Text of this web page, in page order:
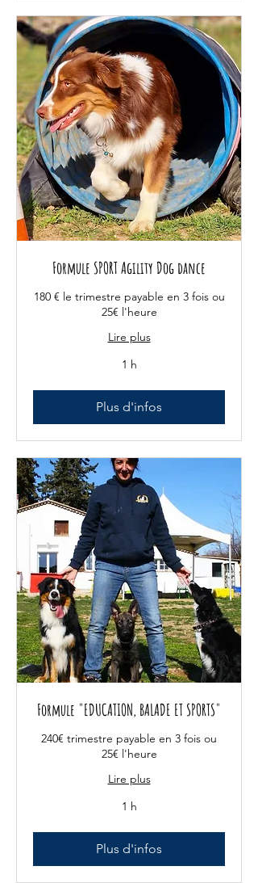
Formule SPORT Agility Dog dance
180 € le trimestre payable en 3 fois ou
25€ l'heure
Lire plus
1 h
Plus d'infos
Formule "EDUCATION, BALADE ET SPORTS"
240€ trimestre payable en 3 fois ou
25€ l'heure
Lire plus
1 h
Plus d'infos